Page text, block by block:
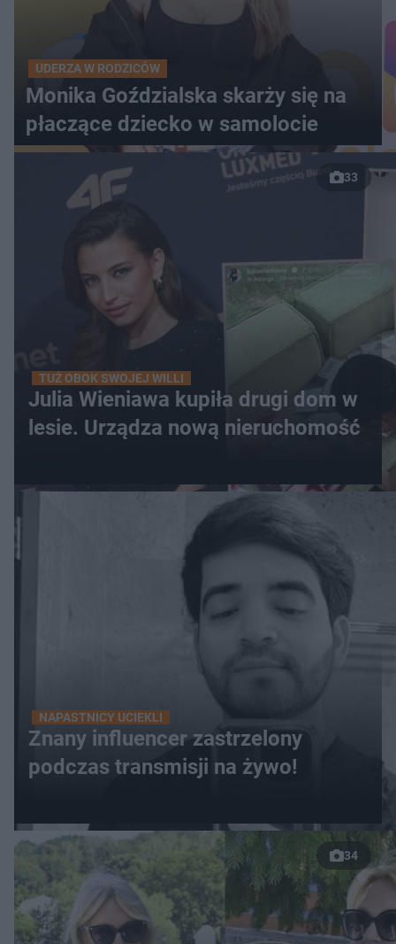
UDERZA W RODZICÓW
Monika Goździalska skarży się na
płaczące dziecko w samolocie
33
TUŻ OBOK SWOJEJ WILLI
Julia Wieniawa kupiła drugi dom w
lesie. Urządza nową nieruchomość
NAPASTNICY UCIEKLI
Znany influencer zastrzelony
podczas transmisji na żywo!
34